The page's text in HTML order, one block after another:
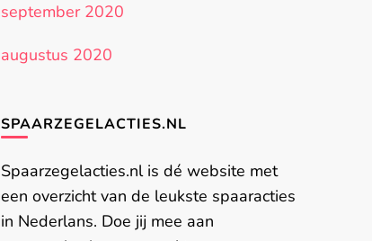
september 2020
augustus 2020
SPAARZEGELACTIES.NL
Spaarzegelacties.nl is dé website met
een overzicht van de leukste spaaracties
in Nederlans. Doe jij mee aan